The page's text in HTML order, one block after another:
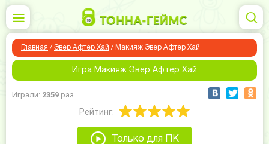
Главная / Эвер Афтер Хай / Макияж Эвер Афтер Хай
Игра Макияж Эвер Афтер Хай
Играли: 2359 раз
Рейтинг:
Только для ПК